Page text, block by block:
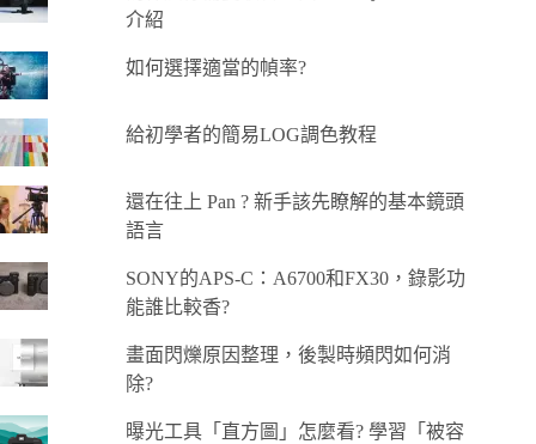
介紹
如何選擇適當的幀率?
給初學者的簡易LOG調色教程
還在往上 Pan ? 新手該先瞭解的基本鏡頭
語言
SONY的APS-C：A6700和FX30，錄影功
能誰比較香?
畫面閃爍原因整理，後製時頻閃如何消
除?
曝光工具「直方圖」怎麼看? 學習「被容